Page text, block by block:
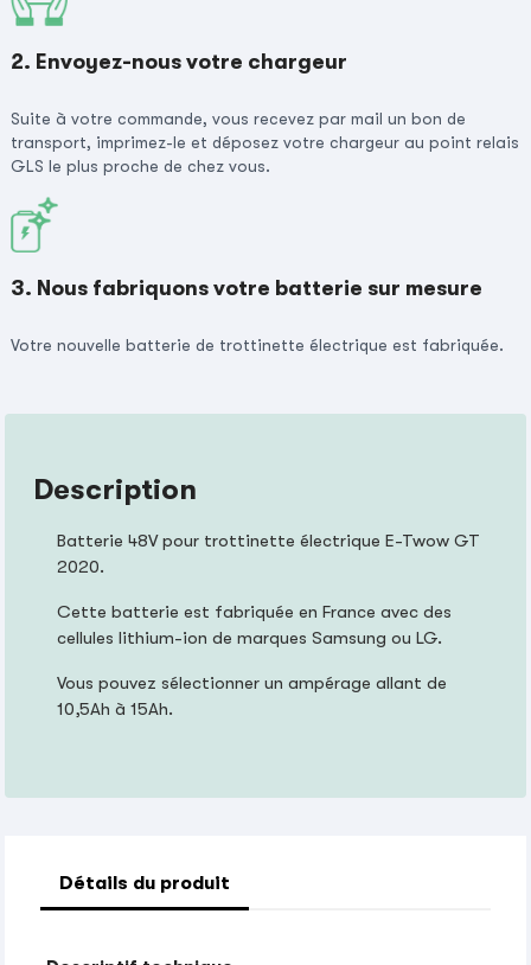
2. Envoyez-nous votre chargeur
Suite à votre commande, vous recevez par mail un bon de
transport, imprimez-le et déposez votre chargeur au point relais
GLS le plus proche de chez vous.
3. Nous fabriquons votre batterie sur mesure
Votre nouvelle batterie de trottinette électrique est fabriquée.
Description
Batterie 48V pour trottinette électrique E-Twow GT
2020.
Cette batterie est fabriquée en France avec des
cellules lithium-ion de marques Samsung ou LG.
Vous pouvez sélectionner un ampérage allant de
10,5Ah à 15Ah.
Détails du produit